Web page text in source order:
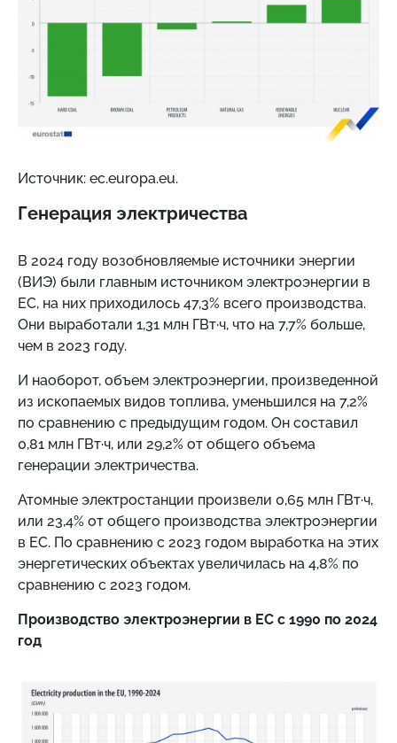
Источник: ec.europa.eu.
Генерация электричества
В 2024 году возобновляемые источники энергии
(ВИЭ) были главным источником электроэнергии в
ЕС, на них приходилось 47,3% всего производства.
Они выработали 1,31 млн ГВт·ч, что на 7,7% больше,
чем в 2023 году.
И наоборот, объем электроэнергии, произведенной
из ископаемых видов топлива, уменьшился на 7,2%
по сравнению с предыдущим годом. Он составил
0,81 млн ГВт·ч, или 29,2% от общего объема
генерации электричества.
Атомные электростанции произвели 0,65 млн ГВт·ч,
или 23,4% от общего производства электроэнергии
в ЕС. По сравнению с 2023 годом выработка на этих
энергетических объектах увеличилась на 4,8% по
сравнению с 2023 годом.
Производство электроэнергии в ЕС с 1990 по 2024
год